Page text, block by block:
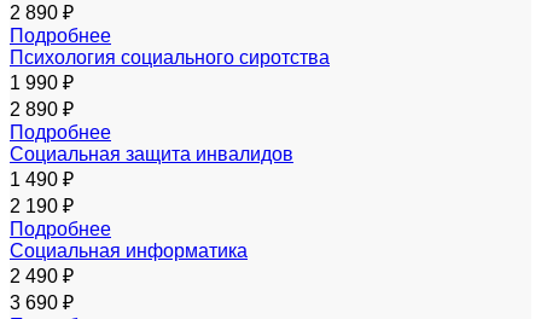
2 890 ₽
Подробнее
Психология социального сиротства
1 990 ₽
2 890 ₽
Подробнее
Социальная защита инвалидов
1 490 ₽
2 190 ₽
Подробнее
Социальная информатика
2 490 ₽
3 690 ₽